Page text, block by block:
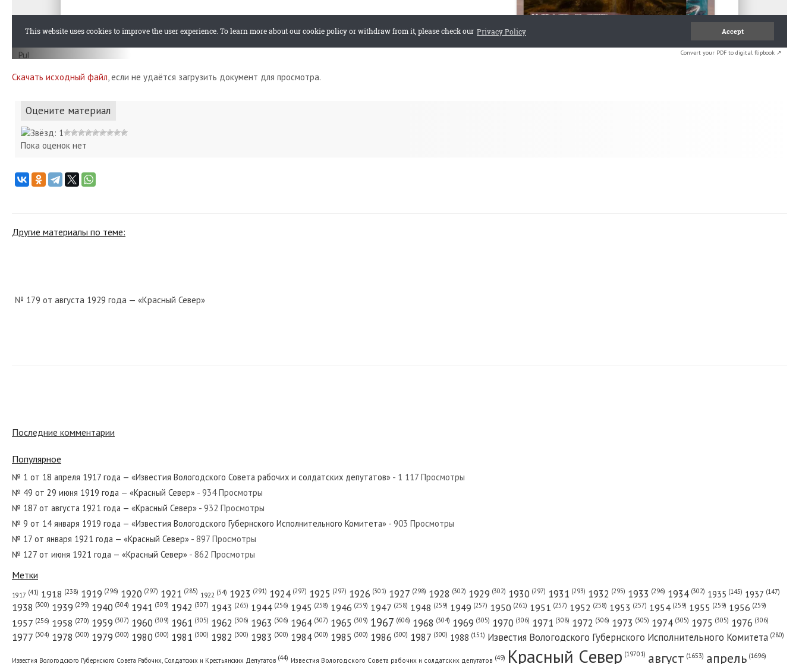
Convert your PDF to digital flipbook ↗
Скачать исходный файл, если не удаётся загрузить документ для просмотра.
Оцените материал
Пока оценок нет
Другие материалы по теме:
№ 179 от августа 1929 года — «Красный Север»
№ 136 от июня 1920 года — «Красный Север»
№ 64 от марта 1928 года — «Красный Север»
№ 116 от июня 1947 года — «Красный Север»
Последние комментарии
Популярное
№ 1 от 18 апреля 1917 года — «Известия Вологодского Совета рабочих и солдатских депутатов» - 1 117 Просмотры
№ 49 от 29 июня 1919 года — «Красный Север» - 934 Просмотры
№ 187 от августа 1921 года — «Красный Север» - 932 Просмотры
№ 9 от 14 января 1919 года — «Известия Вологодского Губернского Исполнительного Комитета» - 903 Просмотры
№ 17 от января 1921 года — «Красный Север» - 897 Просмотры
№ 127 от июня 1921 года — «Красный Север» - 862 Просмотры
Метки
1917 (41) 1918 (238) 1919 (296) 1920 (297) 1921 (285) 1922 (54) 1923 (291) 1924 (297) 1925 (297) 1926 (301) 1927 (298) 1928 (302) 1929 (302) 1930 (297) 1931 (293) 1932 (295) 1933 (296) 1934 (302) 1935 (145) 1937 (147)
1938 (300) 1939 (299) 1940 (304) 1941 (309) 1942 (307) 1943 (265) 1944 (256) 1945 (258) 1946 (259) 1947 (258) 1948 (259) 1949 (257) 1950 (261) 1951 (257) 1952 (258) 1953 (257) 1954 (259) 1955 (259) 1956 (259)
1957 (256) 1958 (270) 1959 (307) 1960 (309) 1961 (305) 1962 (306) 1963 (306) 1964 (307) 1965 (309) 1967 (606) 1968 (304) 1969 (305) 1970 (306) 1971 (308) 1972 (306) 1973 (305) 1974 (305) 1975 (305) 1976 (306)
1977 (304) 1978 (300) 1979 (300) 1980 (300) 1981 (300) 1982 (300) 1983 (300) 1984 (300) 1985 (300) 1986 (300) 1987 (300) 1988 (151) Известия Вологодского Губернского Исполнительного Комитета (280)
Известия Вологодского Губернского Совета Рабочих, Солдатских и Крестьянских Депутатов (44) Известия Вологодского Совета рабочих и солдатских депутатов (49) Красный Cевер (19701) август (1653) апрель (1696)